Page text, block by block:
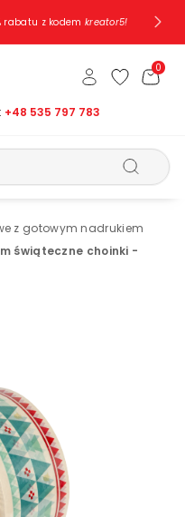
rabatu z kodem kreator5!
+48 535 797 783
0
z gotowym nadrukiem
świąteczne choinki -